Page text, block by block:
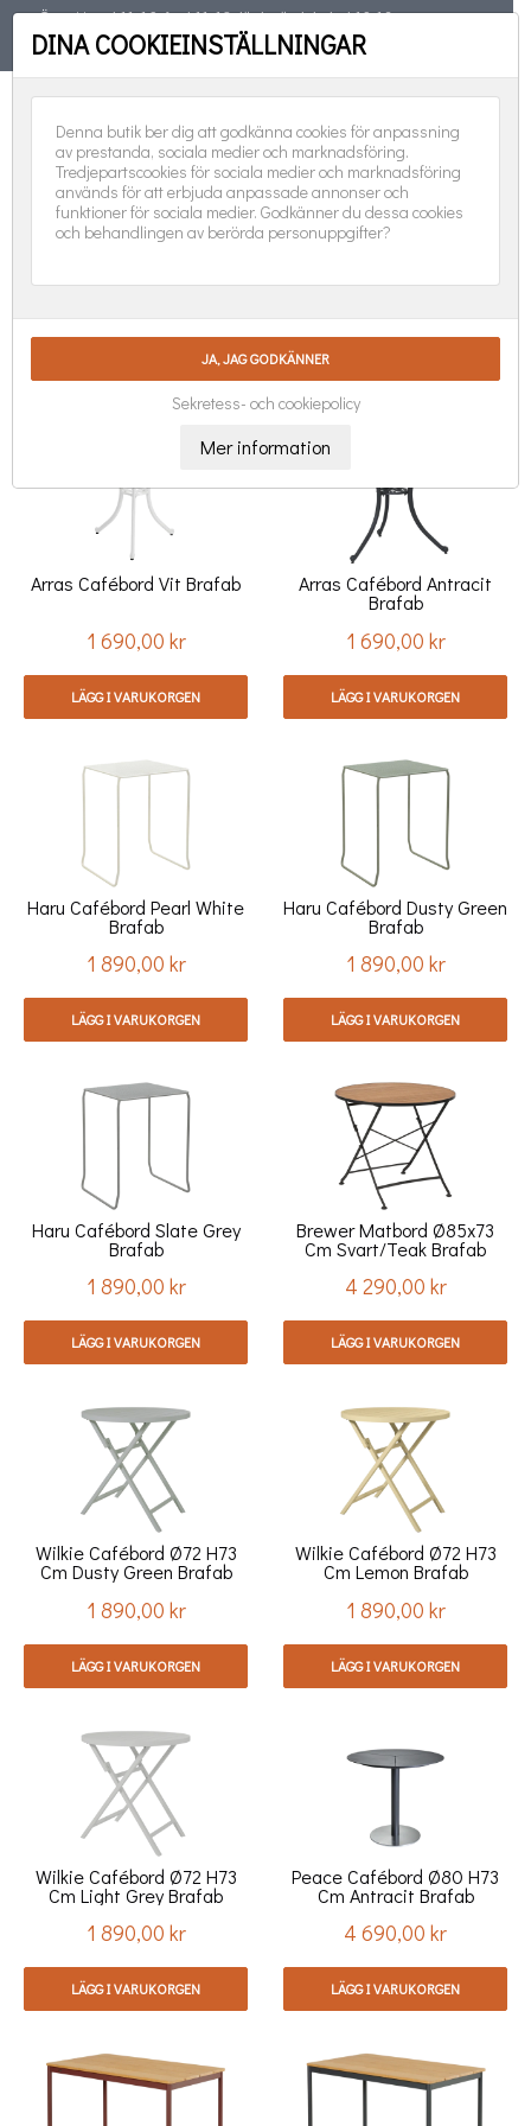
Öppet torsd 11-19, fred 11-18, lörd, sönd, helgd 10-16
TELEFON 08-551 501 31 FÖLJ OSS:
CAFÉ & BALKONGBORD
Nya produkter först 
Visar 1-24 av 41 objekt
Arras Cafébord Vit Brafab
Pris
1 690,00 kr
LÄGG I VARUKORGEN
Arras Cafébord Antracit
Brafab
Pris
1 690,00 kr
LÄGG I VARUKORGEN
Haru Cafébord Pearl White
Brafab
Pris
1 890,00 kr
LÄGG I VARUKORGEN
Haru Cafébord Dusty Green
Brafab
Pris
1 890,00 kr
LÄGG I VARUKORGEN
Haru Cafébord Slate Grey
Brafab
Pris
1 890,00 kr
LÄGG I VARUKORGEN
Brewer Matbord Ø85x73
Cm Svart/teak Brafab
Pris
4 290,00 kr
LÄGG I VARUKORGEN
Wilkie Cafébord Ø72 H73
Cm Dusty Green Brafab
Pris
1 890,00 kr
LÄGG I VARUKORGEN
Wilkie Cafébord Ø72 H73
Cm Lemon Brafab
Pris
1 890,00 kr
LÄGG I VARUKORGEN
Wilkie Cafébord Ø72 H73
Cm Light Grey Brafab
Pris
1 890,00 kr
LÄGG I VARUKORGEN
Peace Cafébord Ø80 H73
Cm Antracit Brafab
Pris
4 690,00 kr
LÄGG I VARUKORGEN
DINA COOKIEINSTÄLLNINGAR
Denna butik ber dig att godkänna cookies för anpassning
av prestanda, sociala medier och marknadsföring.
Tredjepartscookies för sociala medier och marknadsföring
används för att erbjuda anpassade annonser och
funktioner för sociala medier. Godkänner du dessa cookies
och behandlingen av berörda personuppgifter?
Sekretess- och cookiepolicy